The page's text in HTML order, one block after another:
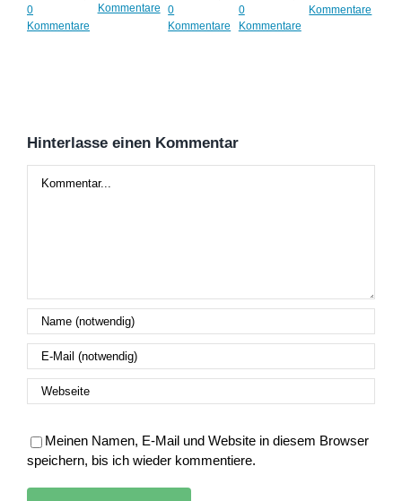
0
Kommentare
Kommentare
0
Kommentare
0
Kommentare
Kommentare
Hinterlasse einen Kommentar
Meinen Namen, E-Mail und Website in diesem Browser
speichern, bis ich wieder kommentiere.